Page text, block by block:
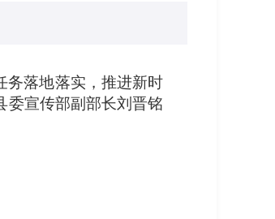
务落地落实，推进新时
委宣传部副部长刘晋铭